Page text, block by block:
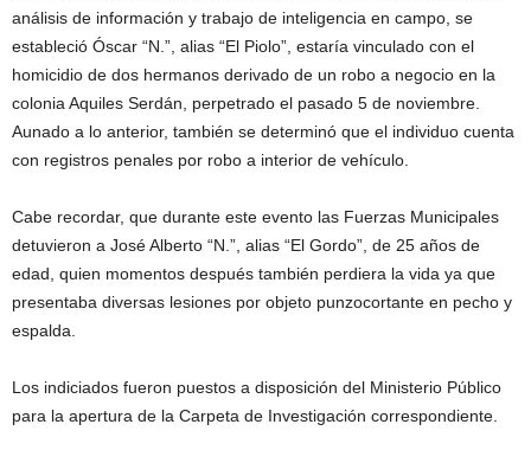
análisis de información y trabajo de inteligencia en campo, se
estableció Óscar “N.”, alias “El Piolo”, estaría vinculado con el
homicidio de dos hermanos derivado de un robo a negocio en la
colonia Aquiles Serdán, perpetrado el pasado 5 de noviembre.
Aunado a lo anterior, también se determinó que el individuo cuenta
con registros penales por robo a interior de vehículo.
Cabe recordar, que durante este evento las Fuerzas Municipales
detuvieron a José Alberto “N.”, alias “El Gordo”, de 25 años de
edad, quien momentos después también perdiera la vida ya que
presentaba diversas lesiones por objeto punzocortante en pecho y
espalda.
Los indiciados fueron puestos a disposición del Ministerio Público
para la apertura de la Carpeta de Investigación correspondiente.